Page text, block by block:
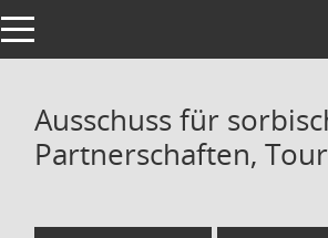
Toggle navigation
Ausschuss für
Partnerschaften,